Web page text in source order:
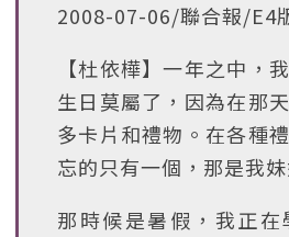
2008-07-06/聯合報/E4
【杜依樺】一年之中，
生日莫屬了，因為在那
多卡片和禮物。在各種
忘的只有一個，那是我
那時候是暑假，我正